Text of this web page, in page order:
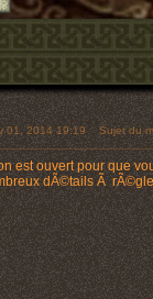
01, 2014 19:19 Sujet du
est ouvert pour que
dÃ©tails Ã